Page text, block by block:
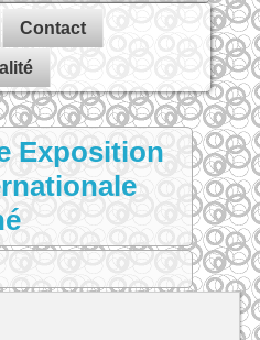
Contact
Exposition